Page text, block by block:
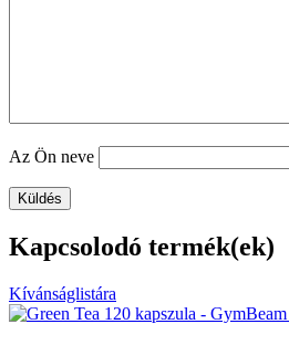
Az Ön neve
Kapcsolodó termék(ek)
Kívánságlistára